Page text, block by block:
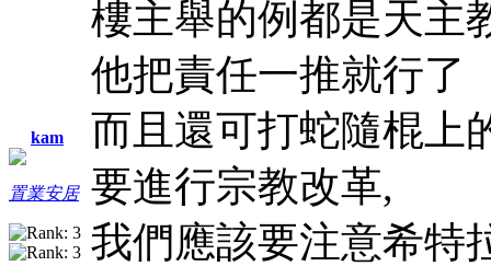
kam
置業安居
樓主舉的例都是天主
他把責任一推就行了
而且還可打蛇隨棍上
要進行宗教改革,
我們應該要注意希特